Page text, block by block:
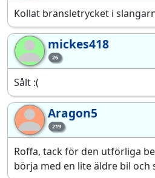
Kollat bränsletrycket i
mi 26
mickes418
Sålt :(
Ar 219
Aragon5
Roffa, tack för den utförliga
börja med en lite äldre bil och